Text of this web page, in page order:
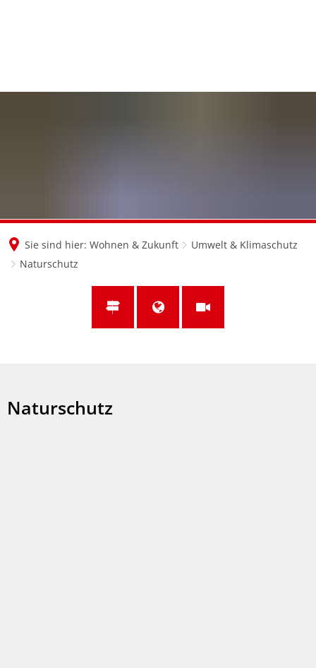
de
Sie sind hier: Wohnen & Zukunft
Umwelt & Klimaschutz
Naturschutz
Naturschutz